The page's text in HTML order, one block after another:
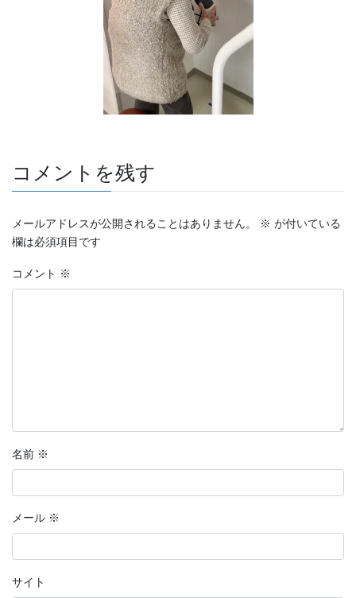
コメントを残す
メールアドレスが公開されることはありません。 ※ が付いている
欄は必須項目です
コメント ※
名前 ※
メール ※
サイト